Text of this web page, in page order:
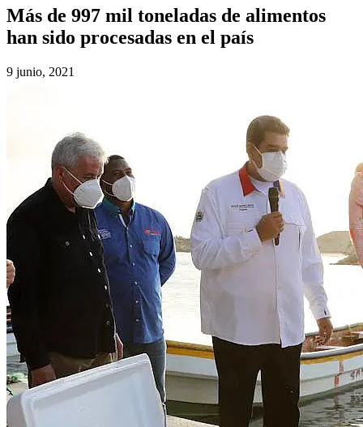
Más de 997 mil toneladas de alimentos
han sido procesadas en el país
9 junio, 2021